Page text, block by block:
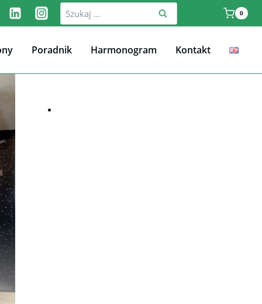
Szukaj: 0
Poradnik Harmonogram Kontakt